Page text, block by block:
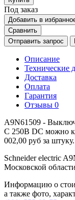
Под заказ
Добавить в
Сравнить
Отправить запрос
Описание
Технические
Доставка
Оплата
Гарантия
Отзывы 0
A9N61509 -
C 250В DC можно
002,00 руб за штуку.
Schneider electric
Московской
Информацию о
а также фото,